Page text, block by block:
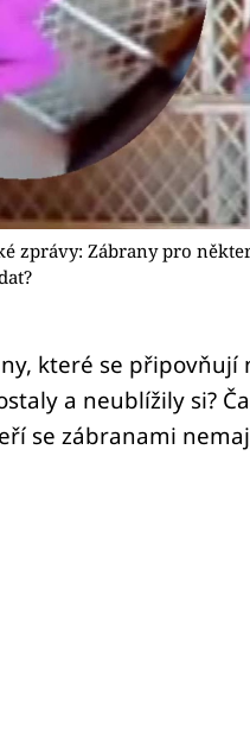
zprávy: Zábrany pro
které se připovňují
a neublížily si?
se zábranami